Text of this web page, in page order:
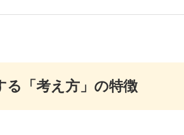
る「考え方」の特徴